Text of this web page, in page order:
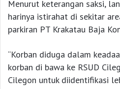
Menurut keterangan saksi,
harinya istirahat di sekitar
parkiran PT Krakatau Baja
“Korban diduga dalam
korban di bawa ke RSUD
Cilegon untuk diidentifikasi